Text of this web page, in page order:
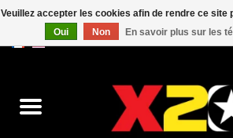
Veuillez accepter les cookies afin de rendre ce site
Oui
Non En savoir plus sur les